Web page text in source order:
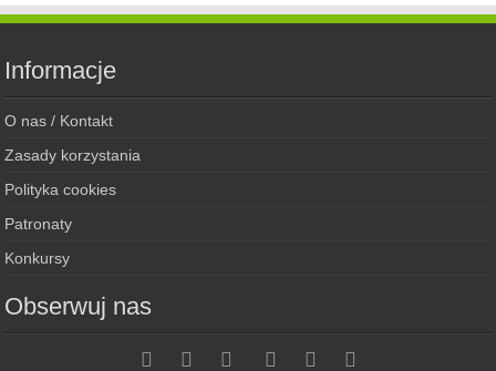
Informacje
O nas / Kontakt
Zasady korzystania
Polityka cookies
Patronaty
Konkursy
Obserwuj nas